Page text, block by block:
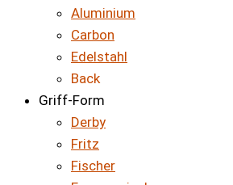
Aluminium
Carbon
Edelstahl
Back
Griff-Form
Derby
Fritz
Fischer